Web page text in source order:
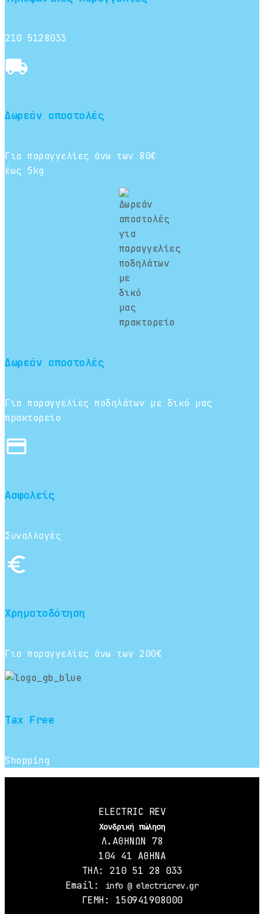
210 5128033
local_shipping
Δωρεάν αποστολές
Για παραγγελίες άνω των 80€
έως 5kg
Δωρεάν αποστολές
Για παραγγελίες ποδηλάτων με δικό μας
πρακτορείο
credit_card
Ασφαλείς
Συναλλαγές
euro_symbol
Χρηματοδότηση
Για παραγγελίες άνω των 200€
Tax Free
Shopping
ELECTRIC REV
Χονδρική πώληση
Λ.ΑΘΗΝΩΝ 78
104 41 ΑΘΗΝΑ
ΤΗΛ: 210 51 28 033
Email:
info @ electricrev.gr
ΓΕΜΗ: 150941908000